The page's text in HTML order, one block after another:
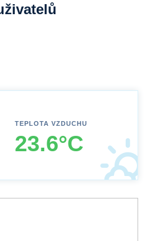
TEPLOTA VZDUCHU
23.6°C